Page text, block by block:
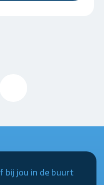
bij jou in de buurt